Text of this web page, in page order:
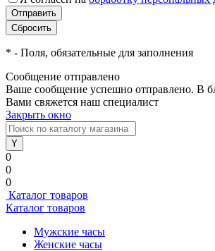
* - Поля, обязательные для заполнения
Сообщение отправлено
Ваше сообщение успешно отправлено. В
Вами свяжется наш специалист
Закрыть окно
0
0
0
Каталог товаров
Каталог товаров
Мужские часы
Женские часы